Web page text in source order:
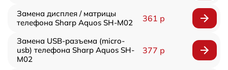
Замена дисплея / матрицы
телефона Sharp Aquos SH-M02
361 р
Замена USB-разъема (micro-
usb) телефона Sharp Aquos SH-
M02
377 р